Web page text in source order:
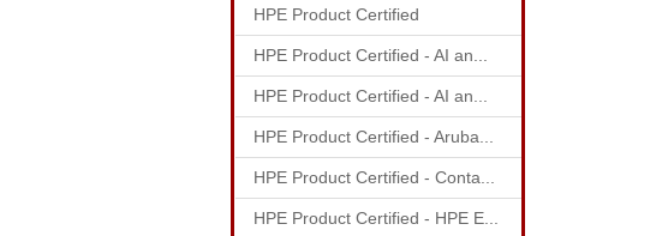
HPE Product Certified
HPE Product Certified - AI an...
HPE Product Certified - AI an...
HPE Product Certified - Aruba...
HPE Product Certified - Conta...
HPE Product Certified - HPE E...